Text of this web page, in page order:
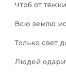
Чтоб от
Всю землю
Только свет
Людей